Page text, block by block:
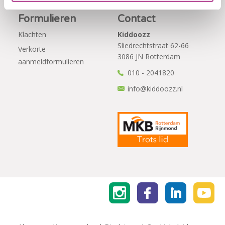
Formulieren
Klachten
Verkorte
aanmeldformulieren
Contact
Kiddoozz
Sliedrechtstraat 62-66
3086 JN Rotterdam
010 - 2041820
info@kiddoozz.nl